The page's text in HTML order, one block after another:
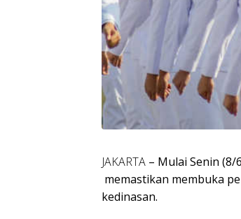
JAKARTA – Mulai Senin (8/
memastikan membuka
kedinasan.